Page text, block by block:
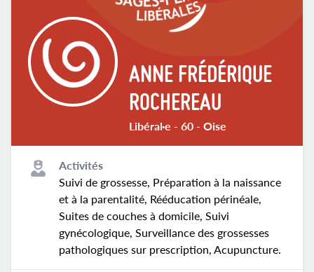
ANNE FRÉDÉRIQUE
ROCHEREAU
Libéral·e - 60 - Oise
Activités
Suivi de grossesse, Préparation à la naissance
et à la parentalité, Rééducation périnéale,
Suites de couches à domicile, Suivi
gynécologique, Surveillance des grossesses
pathologiques sur prescription, Acupuncture.